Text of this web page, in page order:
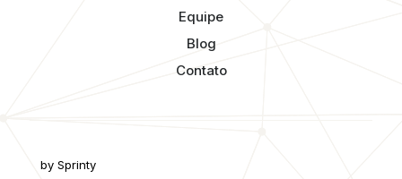
Equipe
Blog
Contato
by Sprinty